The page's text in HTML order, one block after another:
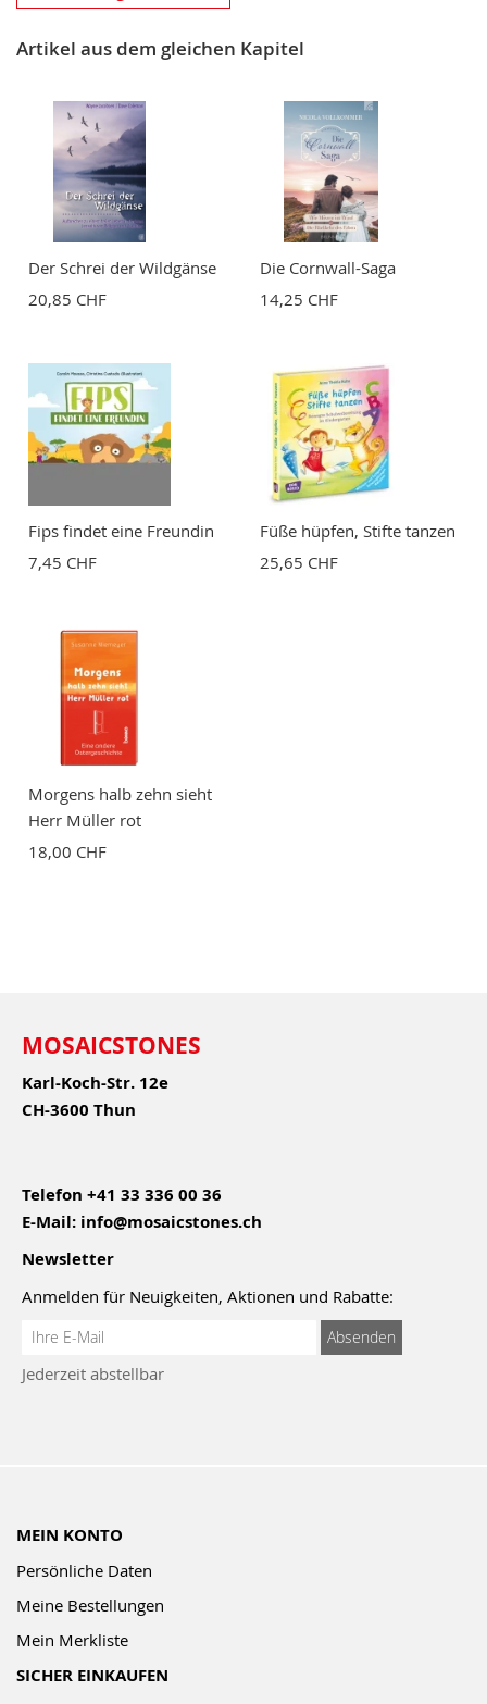
Nickname
Zusammenfassung
Bewertung
Artikel aus dem gleichen Kapitel
Der Schrei der Wildgänse
20,85 CHF
Die Cornwall-Saga
14,25 CHF
Fips findet eine Freundin
7,45 CHF
Füße hüpfen, Stifte tanzen
25,65 CHF
Morgens halb zehn sieht
Herr Müller rot
18,00 CHF
MOSAICSTONES
Karl-Koch-Str. 12e
CH-3600 Thun
Telefon +41 33 336 00 36
E-Mail: info@mosaicstones.ch
Newsletter
Anmelden für Neuigkeiten, Aktionen und Rabatte:
Anmeldung
Newsletter:
Absenden
Jederzeit abstellbar
MEIN KONTO
Persönliche Daten
Meine Bestellungen
Mein Merkliste
SICHER EINKAUFEN